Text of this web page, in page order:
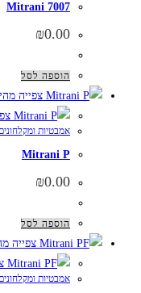
Mitrani 7007
₪0.00
הוספה לסל
צפייה
אמבטיות ומקלחונים
Mitrani P
₪0.00
הוספה לסל
צפייה
אמבטיות ומקלחונים